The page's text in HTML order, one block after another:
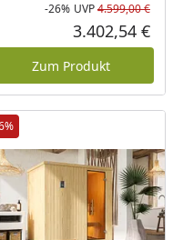
ProzentPreis
-26% UVP4.599,00 €
3.402,54 €
Zum Produkt